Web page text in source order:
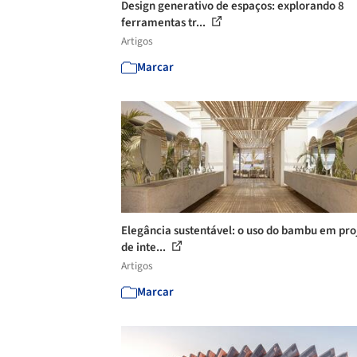
Design generativo de espaços: explorando 8
ferramentas tr...
Artigos
Marcar
Elegância sustentável: o uso do bambu em
de inte...
Artigos
Marcar